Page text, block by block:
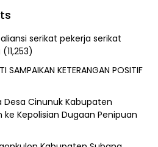
serikat pekerja serikat
(11,253)
SAMPAIKAN KETERANGAN POSITIF
Desa Cinunuk Kabupaten
ke Kepolisian Dugaan Penipuan